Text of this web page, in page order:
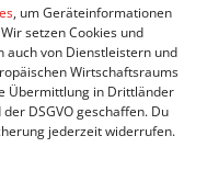
, um Geräteinformationen
setzen Cookies und
auch von Dienstleistern und
Wirtschaftsraums
Übermittlung in Drittländer
DSGVO geschaffen. Du
jederzeit widerrufen.